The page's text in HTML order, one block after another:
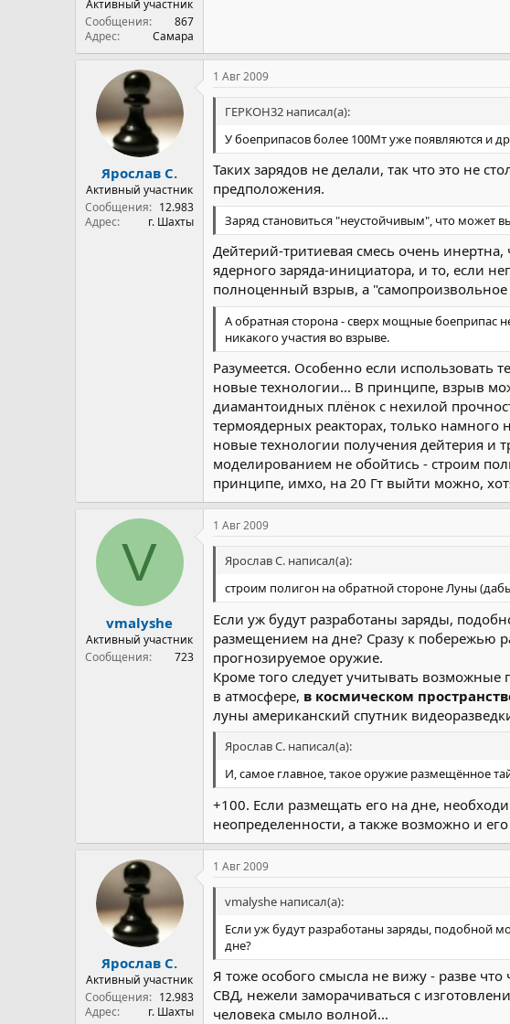
Активный участник
Сообщения
867
Адрес
Самара
Ярослав С.
Активный участник
Сообщения
12.983
Адрес
г. Шахты
1 Авг 2009
ГЕРКОН32 написал(а):
У боеприпасов более 100Мт уже появляются и
Таких зарядов не делали, так что это не
предположения.
Заряд становиться "неустойчивым", что может
Дейтерий-тритиевая смесь очень инертна,
ядерного заряда-инициатора, и то, если
полноценный взрыв, а
А обратная сторона - сверх мощные боеприпас
никакого участия во взрыве.
Разумеется. Особенно если использовать
новые технологии... В принципе, взрыв
диамантоидных плёнок с нехилой
термоядерных реакторах, только
новые технологии получения дейтерия и
моделированием не обойтись - строим
принципе, имхо, на 20 Гт выйти можно,
V
vmalyshe
Активный участник
Сообщения
723
1 Авг 2009
Ярослав С. написал(а):
строим полигон на обратной стороне Луны
Если уж будут разработаны заряды,
размещением на дне? Сразу к побережью
прогнозируемое оружие.
Кроме того следует учитывать
в атмосфере, в космическом
луны американский спутник
Ярослав С. написал(а):
И, самое главное, такое оружие размещённое
+100. Если размещать его на дне,
неопределенности, а также возможно и
Ярослав С.
Активный участник
Сообщения
12.983
Адрес
г. Шахты
1 Авг 2009
vmalyshe написал(а):
Если уж будут разработаны заряды, подобной
дне?
Я тоже особого смысла не вижу - разве
СВД, нежели заморачиваться с
человека смыло волной...